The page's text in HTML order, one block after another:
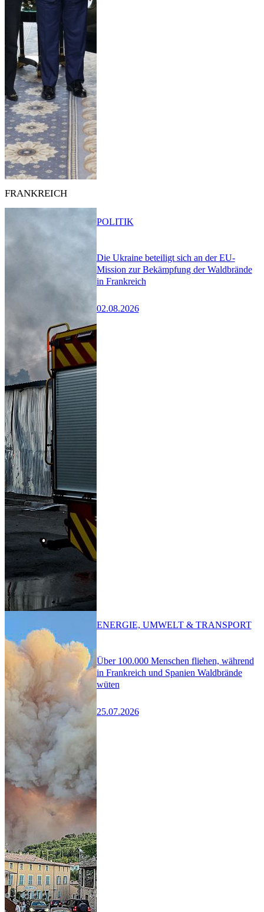
FRANKREICH
Die Ukraine beteiligt sich an der EU-
Mission zur Bekämpfung der Waldbrände
in Frankreich
02.08.2026
POLITIK
Über 100.000 Menschen fliehen, während
in Frankreich und Spanien Waldbrände
wüten
25.07.2026
ENERGIE, UMWELT & TRANSPORT